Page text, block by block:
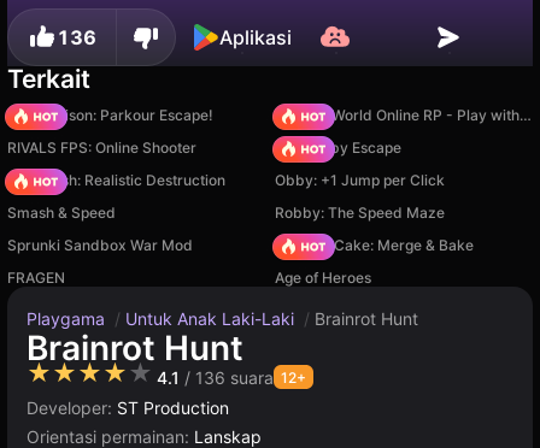
136 Aplikasi
Terkait
Barry Prison: Parkour Escape!
Sprunki World Online RP - Play with Friends!
RIVALS FPS: Online Shooter
Your Obby Escape
Car Crush: Realistic Destruction
Obby: +1 Jump per Click
Smash & Speed
Robby: The Speed Maze
Sprunki Sandbox War Mod
Piece of Cake: Merge & Bake
FRAGEN
Age of Heroes
Playgama / Untuk Anak Laki-Laki / Brainrot Hunt
Brainrot Hunt
★★★★★ 4.1 / 136 suara 12+
Developer: ST Production
Orientasi permainan: Lanskap